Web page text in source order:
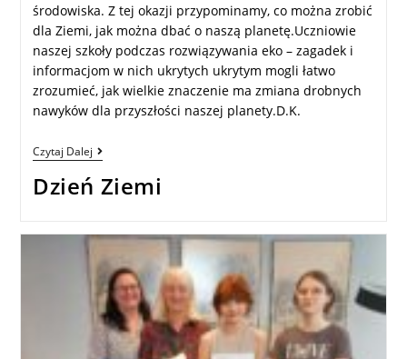
środowiska. Z tej okazji przypominamy, co można zrobić
dla Ziemi, jak można dbać o naszą planetę.Uczniowie
naszej szkoły podczas rozwiązywania eko – zagadek i
informacjom w nich ukrytych ukrytym mogli łatwo
zrozumieć, jak wielkie znaczenie ma zmiana drobnych
nawyków dla przyszłości naszej planety.D.K.
Czytaj Dalej
Dzień Ziemi